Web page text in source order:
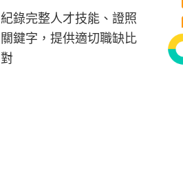
紀錄完整人才技能、證照
關鍵字，提供適切職缺比
對